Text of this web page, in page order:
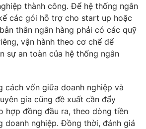
thành công. Để hệ thống ngân
các gói hỗ trợ cho start up hoặc
thân ngân hàng phải có các quỹ
vận hành theo cơ chế để
sự an toàn của hệ thống ngân
cách vốn giữa doanh nghiệp và
gia cũng đề xuất cần đẩy
hợp đồng đầu ra, theo dòng tiền
doanh nghiệp. Đồng thời, đánh giá